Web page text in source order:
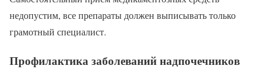
недопустим, все препараты должен выписывать только
грамотный специалист.
Профилактика заболеваний надпочечников